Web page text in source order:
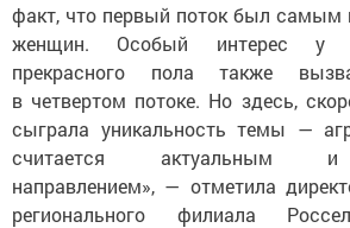
факт, что первый поток был самым
женщин. Особый интерес у
прекрасного пола также
в четвертом потоке. Но здесь,
сыграла уникальность темы —
считается актуальным и
направлением», — отметила
регионального филиала